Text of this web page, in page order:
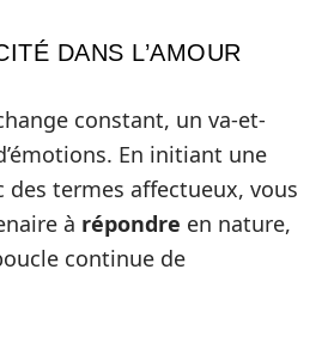
DANS L’AMOUR
constant, un va-et-
En initiant une
des termes affectueux, vous
à répondre en nature,
continue de